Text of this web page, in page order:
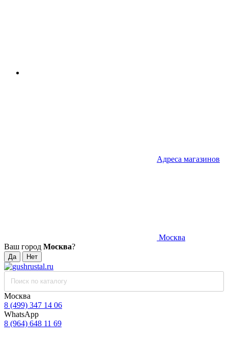
Адреса магазинов
Москва
Ваш город Москва?
Москва
8 (499) 347 14 06
WhatsApp
8 (964) 648 11 69